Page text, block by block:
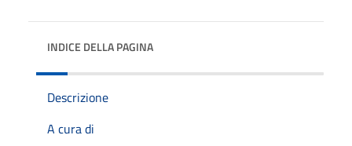
INDICE DELLA PAGINA
Descrizione
A cura di